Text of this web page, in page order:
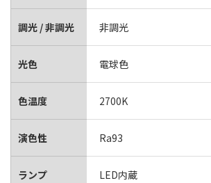
調光 / 非調光 非調光
光色 電球色
色温度 2700K
演色性 Ra93
ランプ LED内蔵